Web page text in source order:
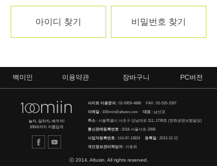
아이디 찾기 비밀번호 찾기
백미인 이용약관 장바구니 PC버전
놀자, 일하자, 배우자!
100세까지 아름답게
사이트 이용문의 :02-6959-4888 FAX : 02-520-1597
이메일 :100miin@altusin.com 대표 : 남선경
주소 : 서울특별시 서초구 강남대로 311, 1739호 (한화생명보험빌딩)
통신판매등록번호 : 2018-서울서초-2066
사업자등록번호 : 114-87-13824등록일 : 2013-12-12
개인정보관리책임자 : 이동희
ⓒ 2014. Altusin. All rights reserved.